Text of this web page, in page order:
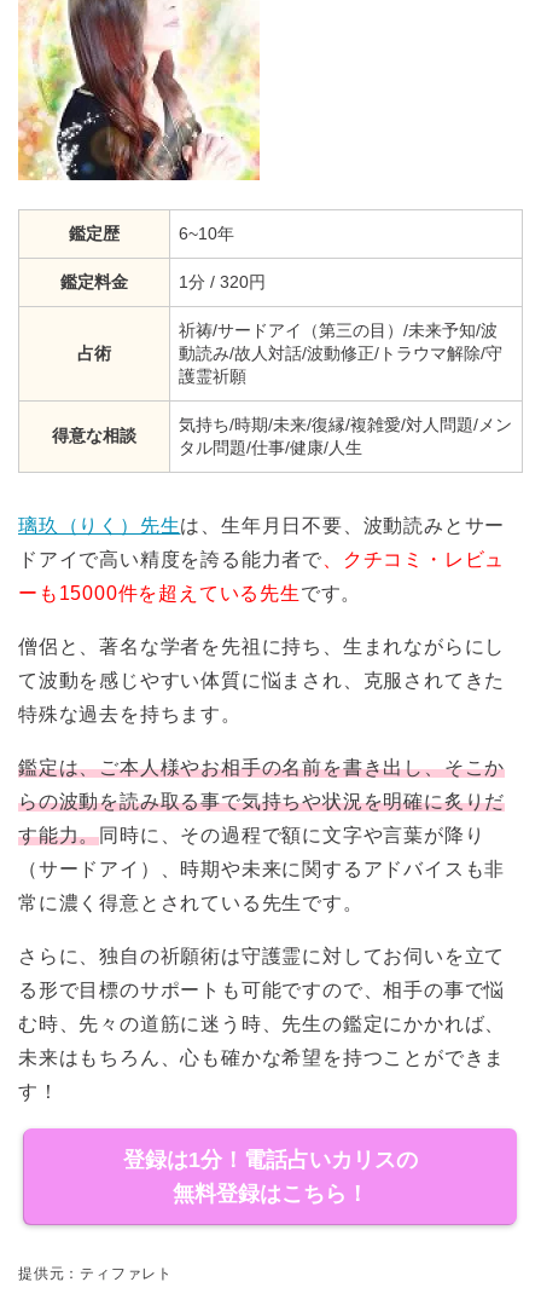
鑑定歴 6~10年
鑑定料金 1分 / 320円
占術
祈祷/サードアイ（第三の目）/未来予知/波
動読み/故人対話/波動修正/トラウマ解除/守
護霊祈願
得意な相談
気持ち/時期/未来/復縁/複雑愛/対人問題/メン
タル問題/仕事/健康/人生
璃玖（りく）先生は、生年月日不要、波動読みとサー
ドアイで高い精度を誇る能力者で 、クチコミ・レビュ
ーも15000件を超えている先生です。
僧侶と、著名な学者を先祖に持ち、生まれながらにし
て波動を感じやすい体質に悩まされ、克服されてきた
特殊な過去を持ちます。
鑑定は、ご本人様やお相手の名前を書き出し、そこか
らの波動を読み取る事で気持ちや状況を明確に炙りだ
す能力。同時に、その過程で額に文字や言葉が降り
（サードアイ）、時期や未来に関するアドバイスも非
常に濃く得意とされている先生です。
さらに、独自の祈願術は守護霊に対してお伺いを立て
る形で目標のサポートも可能ですので、相手の事で悩
む時、先々の道筋に迷う時、先生の鑑定にかかれば、
未来はもちろん、心も確かな希望を持つことができま
す！
登録は1分！電話占いカリスの
無料登録はこちら！
提供元：ティファレト